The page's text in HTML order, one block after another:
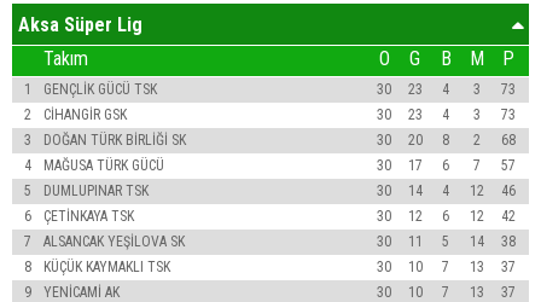
Aksa Süper Lig
Takım
O G B M P
1 GENÇLİK GÜCÜ TSK 30 23 4 3
73
2
CİHANGİR GSK 30 23 4 3
73
3
DOĞAN TÜRK BİRLİĞİ SK 30 20 8 2
68
4
MAĞUSA TÜRK GÜCÜ 30 17 6 7
57
5
DUMLUPINAR TSK 30 14 4 12
46
6
ÇETİNKAYA TSK 30 12 6 12
42
7
ALSANCAK YEŞİLOVA SK 30 11 5 14
38
8
KÜÇÜK KAYMAKLI TSK 30 10 7 13
37
9
YENİCAMİ AK 30 10 7 13
37